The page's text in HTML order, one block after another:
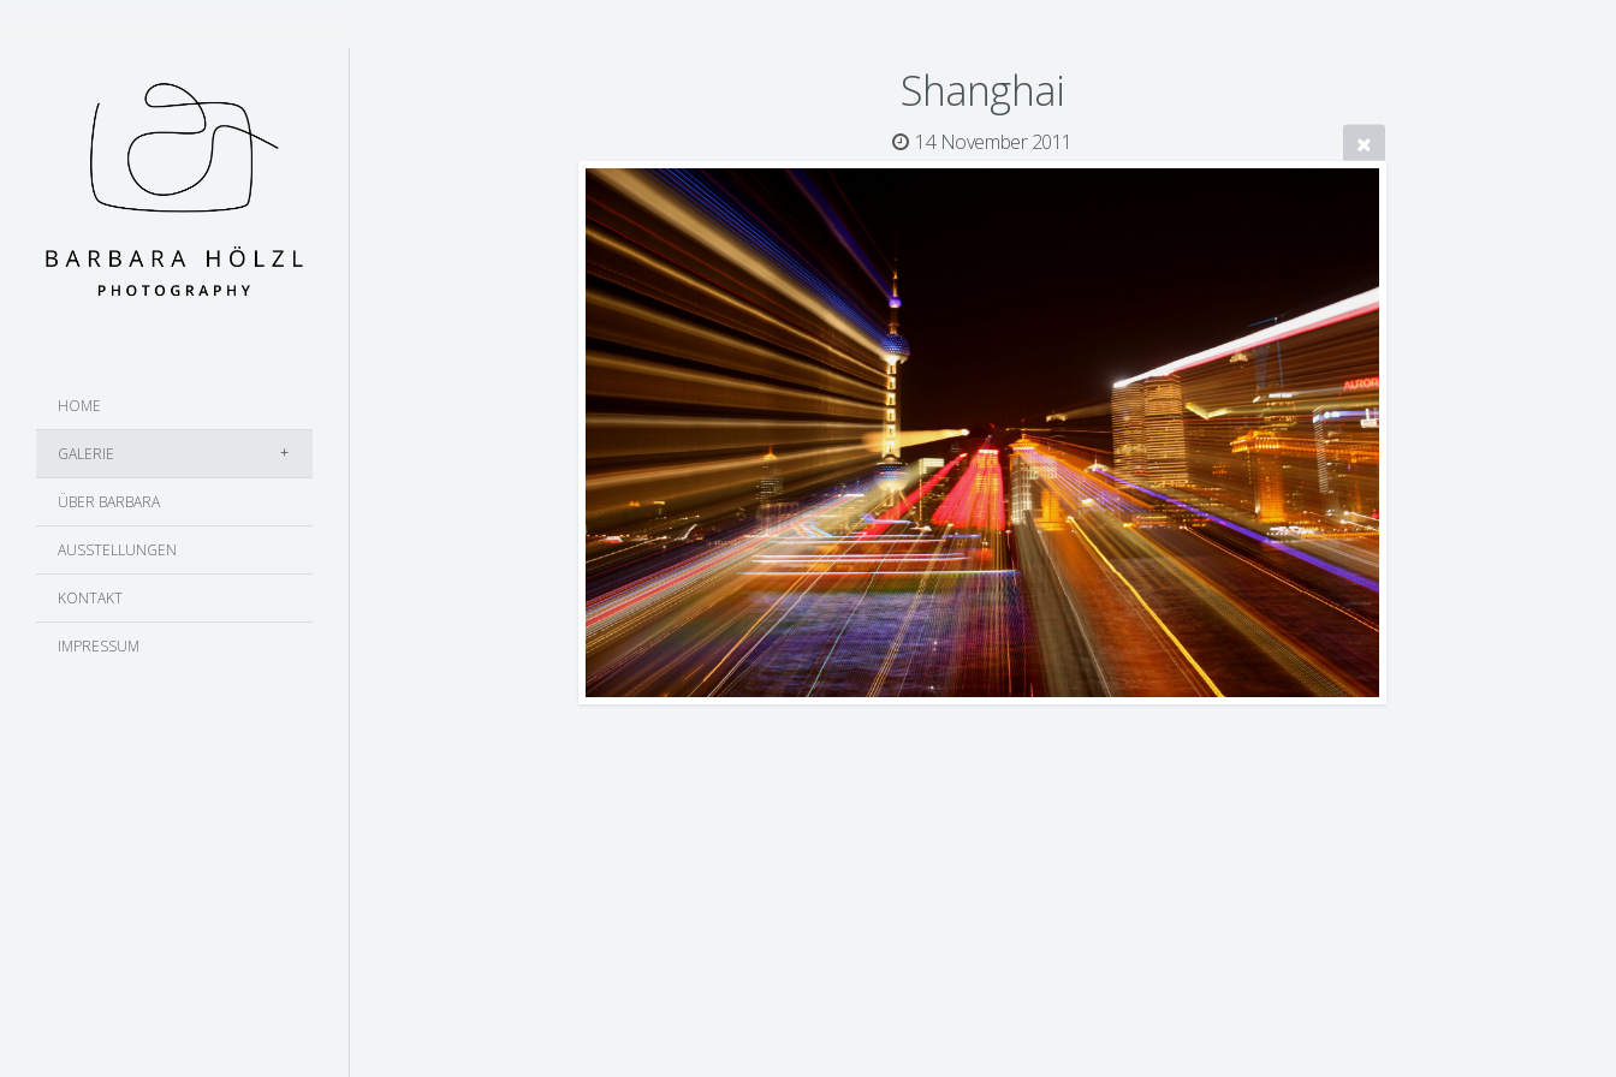
HOME
GALERIE
ÜBER BARBARA
AUSSTELLUNGEN
KONTAKT
IMPRESSUM
Shanghai
14 November 2011